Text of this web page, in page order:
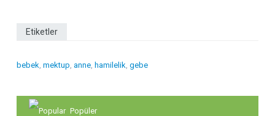
Etiketler
bebek mektup anne hamilelik gebe
Popüler